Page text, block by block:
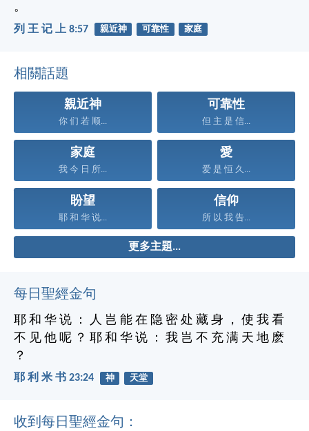
。
列 王 记 上 8:57 親近神 可靠性 家庭
相關話題
親近神
你 们 若 顺...
可靠性
但 主 是 信...
家庭
我 今 日 所...
愛
爱 是 恒 久...
盼望
耶 和 华 说...
信仰
所 以 我 告...
更多主題...
每日聖經金句
耶 和 华 说 ： 人 岂 能 在 隐 密 处 藏 身 ， 使 我 看
不 见 他 呢 ？ 耶 和 华 说 ： 我 岂 不 充 满 天 地 麽
？
耶 利 米 书 23:24 神 天堂
收到每日聖經金句：